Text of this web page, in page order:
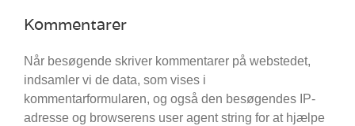
Kommentarer
Når besøgende skriver kommentarer på webstedet,
indsamler vi de data, som vises i
kommentarformularen, og også den besøgendes IP-
adresse og browserens user agent string for at hjælpe